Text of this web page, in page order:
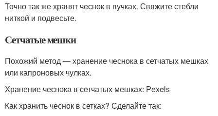
Точно так же хранят чеснок в пучках. Свяжите стебли
ниткой и подвесьте.
Сетчатые мешки
Похожий метод — хранение чеснока в сетчатых мешках
или капроновых чулках.
Хранение чеснока в сетчатых мешках: Pexels
Как хранить чеснок в сетках? Сделайте так: